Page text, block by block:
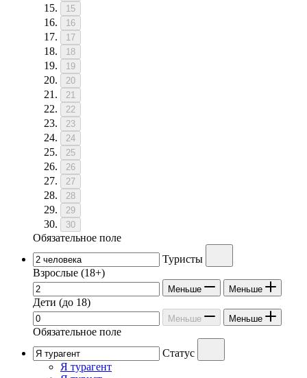
15
16
17
18
19
20
21
22
23
24
25
26
27
28
29
30
Обязательное поле
Туристы
Взрослые (18+)
Меньше Меньше
Дети (до 18)
Меньше Меньше
Обязательное поле
Статус
Я турагент